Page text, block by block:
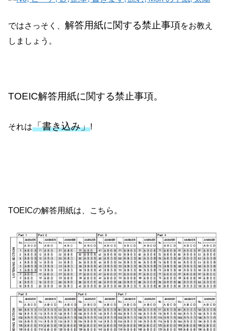
ではさっそく、解答用紙に関する禁止事項をお教え
しましょう。
TOEIC解答用紙に関する禁止事項。
それは「書き込み」!
TOEICの解答用紙は、こちら。